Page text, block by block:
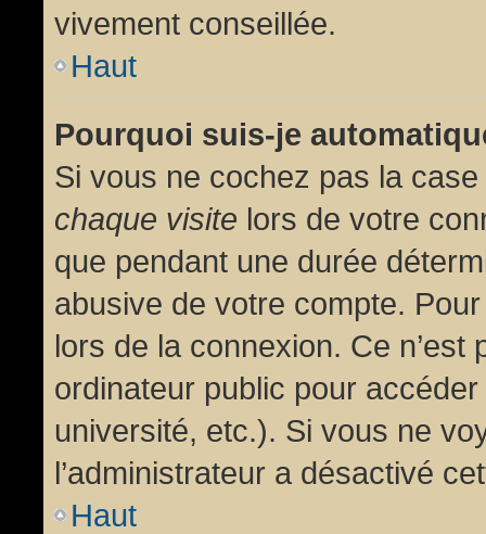
vivement conseillée.
Haut
Pourquoi suis-je
Si vous ne cochez pas la case
chaque visite lors de votre
que pendant une durée
abusive de votre compte.
lors de la connexion. Ce
ordinateur public pour
université, etc.). Si vous ne
l’administrateur a désactivé
Haut